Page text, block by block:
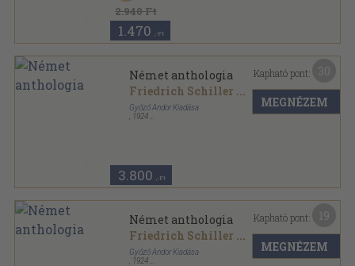
2.940 Ft
1.470 ,-Ft
Német anthologia
Friedrich Schiller ...
Győző Andor Kiadása
1924
3.800 ,-Ft
Kapható pont:
MEGNÉZEM
Német anthologia
Friedrich Schiller ...
Győző Andor Kiadása
1924
Kapható pont:
MEGNÉZEM